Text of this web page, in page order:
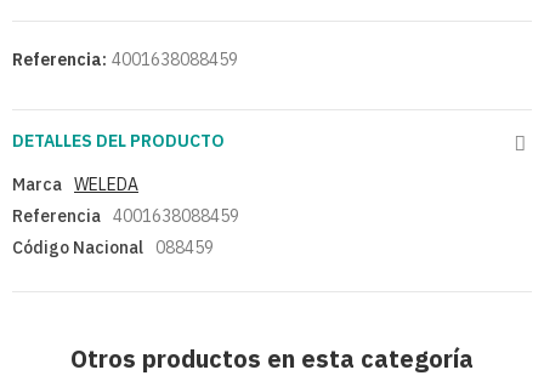
Referencia: 4001638088459
DETALLES DEL PRODUCTO
Marca WELEDA
Referencia 4001638088459
Código Nacional
088459
Otros productos en esta categoría